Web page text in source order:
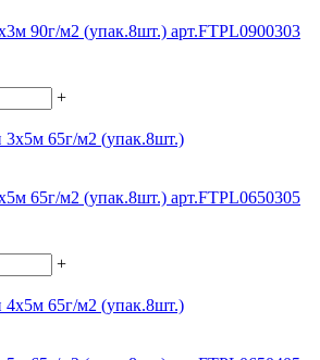
90г/м2 (упак.8шт.) арт.FTPL0900303
+
65г/м2 (упак.8шт.) арт.FTPL0650305
+